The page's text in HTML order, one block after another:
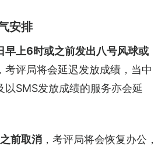
安排
早上6时或之前发出八号风球或
，考评局将会延迟发放成绩，当中
以SMS发放成绩的服务亦会延
前取消 ，考评局将会恢复办公，